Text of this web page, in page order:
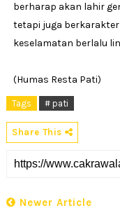
berharap akan lahir
tetapi juga
keselamatan berlalu
(Humas Resta Pati)
Tags # pati
Share This
Newer Article